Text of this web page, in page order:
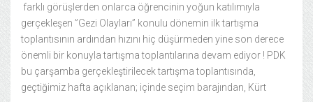
farklı görüşlerden onlarca öğrencinin yoğun katılımıyla
gerçekleşen ”Gezi Olayları” konulu dönemin ilk tartışma
toplantısının ardından hızını hiç düşürmeden yine son derece
önemli bir konuyla tartışma toplantılarına devam ediyor ! PDK
bu çarşamba gerçekleştirilecek tartışma toplantısında,
geçtiğimiz hafta açıklanan; içinde seçim barajından, Kürt